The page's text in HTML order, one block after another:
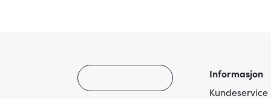
Informasjon
Kundeservice